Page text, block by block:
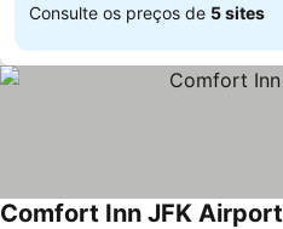
Consulte os preços de 5 sites
Comfort Inn JFK Airport